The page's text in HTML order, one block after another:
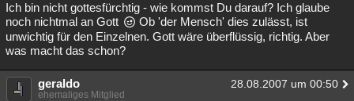
Ich bin nicht gottesfürchtig - wie kommst Du darauf? Ich glaube
noch nichtmal an Gott
Ob 'der Mensch' dies zulässt, ist
unwichtig für den Einzelnen. Gott wäre überflüssig, richtig. Aber
was macht das schon?
geraldo 28.08.2007 um 00:50
ehemaliges Mitglied